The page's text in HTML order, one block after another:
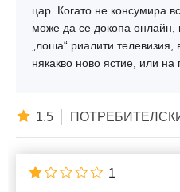
цар. Когато не консумира
може да се докопа
„лоша“ риалити телевизия,
някакво ново ястие, или на
1.5
1